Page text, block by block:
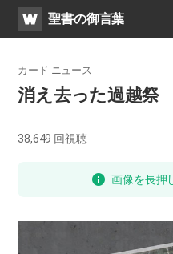
WATV聖書の御言葉
カード ニュース
消え去った過越祭
38,649 回視聴
画像を長押